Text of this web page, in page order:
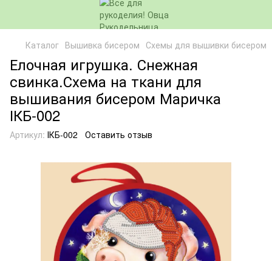
Каталог Вышивка бисером Схемы для вышивки бисером
Елочная игрушка. Снежная
свинка.Схема на ткани для
вышивания бисером Маричка
ІКБ-002
Артикул: ІКБ-002 Оставить отзыв